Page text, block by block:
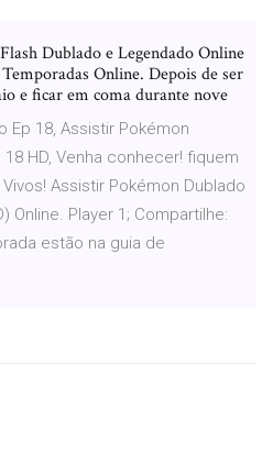
Dublado e Legendado Online
Online. Depois de ser
e ficar em coma durante nove
Ep 18, Assistir Pokémon
HD, Venha conhecer! fiquem
Assistir Pokémon Dublado
Online. Player 1; Compartilhe:
estão na guia de